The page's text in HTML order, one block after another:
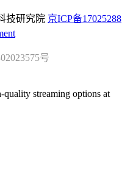
技研究院 京ICP备17025288
号
quality streaming options at